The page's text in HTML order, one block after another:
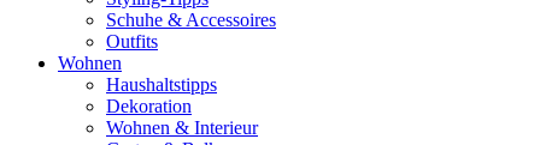
Schuhe & Accessoires
Outfits
Wohnen
Haushaltstipps
Dekoration
Wohnen & Interieur